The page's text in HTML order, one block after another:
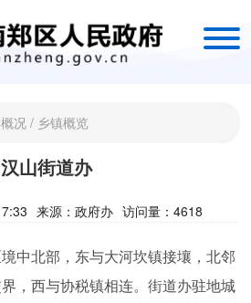
况 / 乡镇概览
汉山街道办
来源： 政府办 访问量： 4618
中北部，东与大河坎镇接壤，北邻
，西与协税镇相连。街道办驻地城